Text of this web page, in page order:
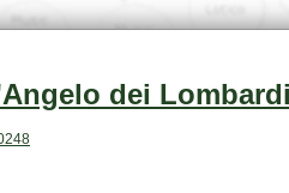
dei Lombardi